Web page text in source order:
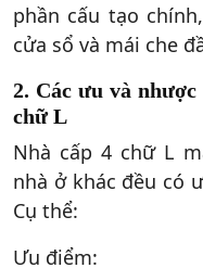
phần cấu tạo
cửa sổ và mái che
2. Các ưu và
chữ L
Nhà cấp 4 chữ L
nhà ở khác đều có
Cụ thể:
Ưu điểm: